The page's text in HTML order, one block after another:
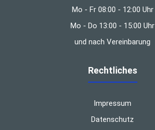
Mo - Fr 08:00 - 12:00 Uhr
Mo - Do 13:00 - 15:00 Uhr
und nach Vereinbarung
Rechtliches
Impressum
Datenschutz